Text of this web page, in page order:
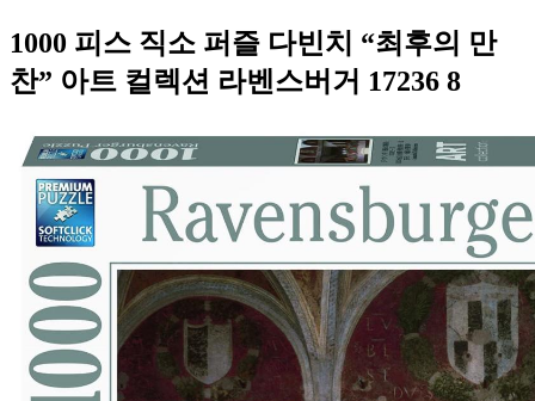
1000 피스 직소 퍼즐 다빈치 “최후의 만
찬” 아트 컬렉션 라벤스버거 17236 8